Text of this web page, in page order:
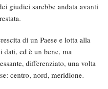
giudici sarebbe andata avanti
di un Paese e lotta alla
dati, ed è un bene, ma
differenziato, una volta
centro, nord, meridione.